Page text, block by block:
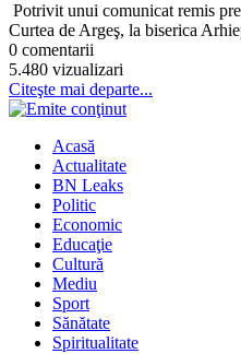
Potrivit unui comunicat remis
Curtea de Argeş, la biserica
0 comentarii
5.480 vizualizari
Citeşte mai departe...
Acasă
Actualitate
BN Leaks
Politic
Economic
Educaţie
Cultură
Mediu
Sport
Sănătate
Spiritualitate